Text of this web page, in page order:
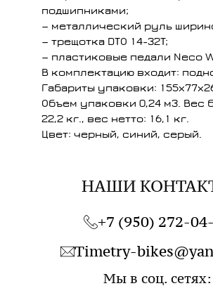
подшипниками;
— металлический руль
— трещотка DTO 14-32T;
— пластиковые педали Neco
В комплектацию входит:
Габариты упаковки:
Объем упаковки 0,24 м3. Вес
22,2 кг., вес нетто: 16,1 кг.
Цвет: черный, синий, серый.
НАШИ
+7 (950) 272-
Timetry-
Мы в соц. сетях: